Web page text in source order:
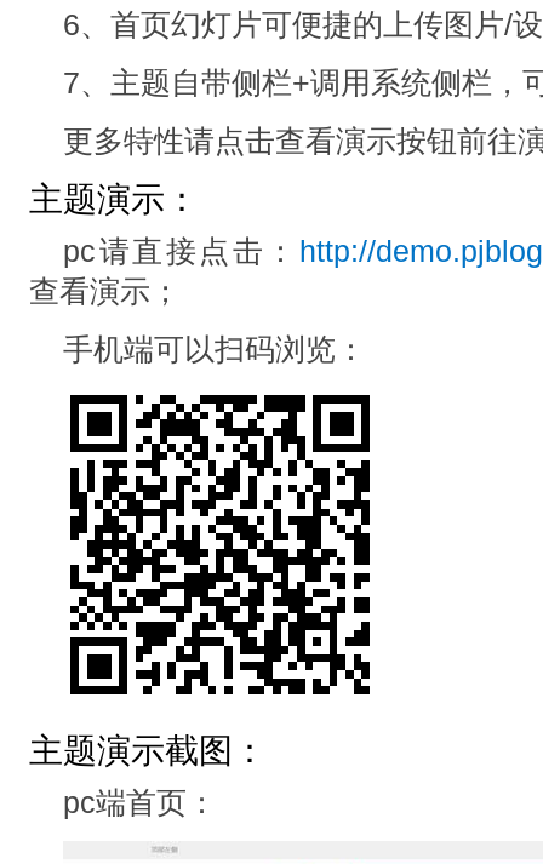
6、首页幻灯片可便捷的上传图片/
7、主题自带侧栏+调用系统侧栏，
更多特性请点击查看演示按钮前往
主题演示：
pc请直接点击： http://
查看演示；
手机端可以扫码浏览：
主题演示截图：
pc端首页：